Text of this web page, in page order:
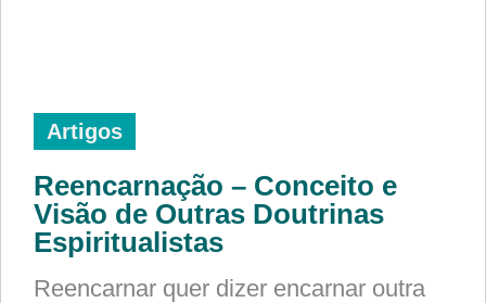
Artigos
Reencarnação – Conceito e
Visão de Outras Doutrinas
Espiritualistas
Reencarnar quer dizer encarnar outra